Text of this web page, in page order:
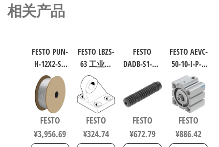
相关产品
FESTO PUN-
H-12X2-SI-
200 聚氨酯
气动软管
符合ISO
8573-1:2010
558275
FESTO
¥3,956.69
FESTO LBZS-
63 工业自
动化零部
件 规格63
33846
FESTO
¥324.74
FESTO
DADB-S1-40-
缸波纹管
保护套 行
符合ISO
6432 / ISO
FESTO
¥672.79
FESTO AEVC-
50-10-I-P-A
短行程气
缸 行程
10mm 缸径
50mm
VDMA 24562
188252
FESTO
¥886.42